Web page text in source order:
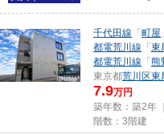
千代田線 「町屋
都電荒川線 「東
都電荒川線 「熊
東京都荒川区東
7.9万円
築年数：築2年
階数：3階建